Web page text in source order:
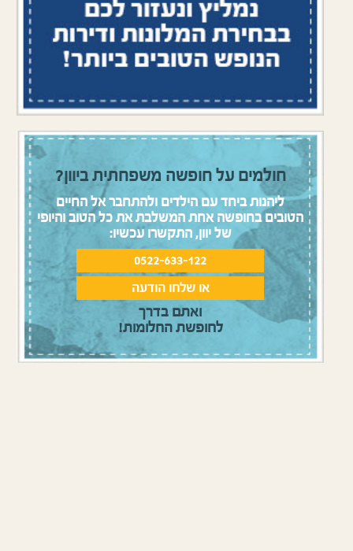
חולמים על חופשה משפחתית ביוון?
ליהנות ביחד עם הילדים ולהתחבר אל החיים
הטובים בחופשה אחת המשלבת את כל הטוב והיופי
של יוון, התקשרו עכשיו:
0522-633-122
או שלחו הודעה
ואתם בדרך
לחופשת החלומות!